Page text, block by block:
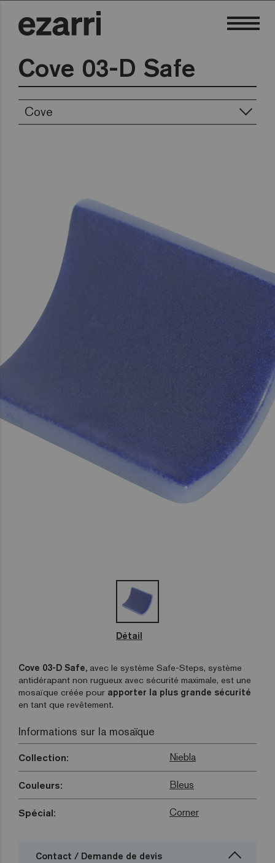
Cove 03-D Safe
Cove
Détail
Cove 03-D Safe, avec le système Safe-Steps, système
antidérapant non rugueux avec sécurité maximale, est une
mosaïque créée pour apporter la plus grande sécurité
en tant que revêtement.
Informations sur la mosaïque
Collection: Niebla
Couleurs: Bleus
Spécial: Corner
Contact / Demande de devis